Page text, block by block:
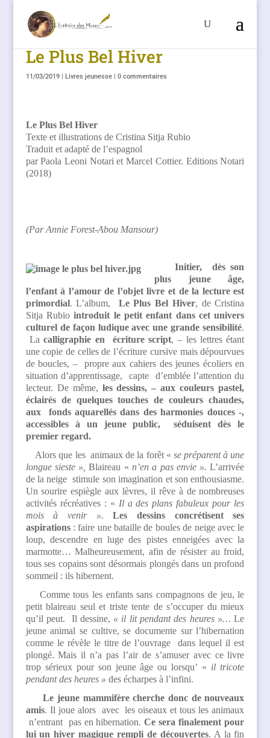
Le Plus Bel Hiver
11/03/2019| Livres jeunesse| 0 commentaires
Le Plus Bel Hiver
Texte et illustrations de Cristina Sitja Rubio
Traduit et adapté de l’espagnol
par Paola Leoni Notari et Marcel Cottier. Editions Notari
(2018)
(Par Annie Forest-Abou Mansour)
Initier, dès son
plus jeune âge,
l’enfant à l’amour de l’objet livre et de la lecture est
primordial. L’album, Le Plus Bel Hiver, de Cristina
Sitja Rubiointroduit le petit enfant dans cet univers
culturel de façon ludique avec une grande sensibilité.
Lacalligraphie en écriture script, – les lettres étant
une copie de celles de l’écriture cursive mais dépourvues
de boucles, – propre aux cahiers des jeunes écoliers en
situation d’apprentissage, capte d’emblée l’attention du
lecteur. De même, les dessins, – aux couleurs pastel,
éclairés de quelques touches de couleurs chaudes,
aux fonds aquarellés dans des harmonies douces -,
accessibles à un jeune public, séduisent dès le
premier regard.
Alors que les animaux de la forêt « se préparent à une
longue sieste »,Blaireau « n’en a pas envie ». L’arrivée
de la neige stimule son imagination et son enthousiasme.
Un sourire espiègle aux lèvres, il rêve à de nombreuses
activités récréatives : « Il a des plans fabuleux pour les
mois à venir ».Les dessins
concrétisent ses
aspirations: faire une bataille de boules de neige avec le
loup, descendre en luge des pistes enneigées avec la
marmotte… Malheureusement, afin de résister au froid,
tous ses copains sont désormais plongés dans un profond
sommeil : ils hibernent.
Comme tous les enfants sans compagnons de jeu, le
petit blaireau seul et triste tente de s’occuper du mieux
qu’il peut. Il dessine, « il lit pendant des heures »… Le
jeune animal se cultive, se documente sur l’hibernation
comme le révèle le titre de l’ouvrage dans lequel il est
plongé. Mais il n’a pas l’air de s’amuser avec ce livre
trop sérieux pour son jeune âge ou lorsqu’ « il tricote
pendant des heures » des écharpes à l’infini.
Le jeune mammifère cherche donc de nouveaux
amis. Il joue alors avec les oiseaux et tous les animaux
n’entrant pas en hibernation.Ce sera finalement pour
lui un hiver magique rempli de découvertes. A la fin